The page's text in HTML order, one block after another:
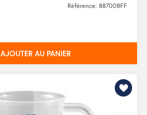
Référence: 887008FF
AJOUTER AU PANIER